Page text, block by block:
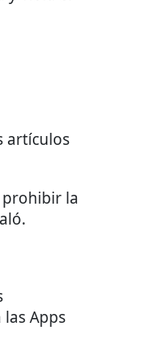
artículos
prohibir la
Apps